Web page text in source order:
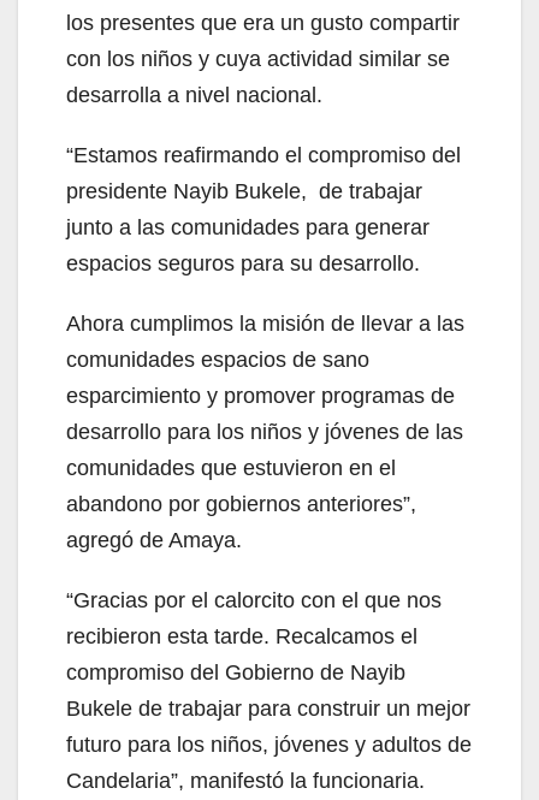
los presentes que era un gusto compartir
con los niños y cuya actividad similar se
desarrolla a nivel nacional.
“Estamos reafirmando el compromiso del
presidente Nayib Bukele, de trabajar
junto a las comunidades para generar
espacios seguros para su desarrollo.
Ahora cumplimos la misión de llevar a las
comunidades espacios de sano
esparcimiento y promover programas de
desarrollo para los niños y jóvenes de las
comunidades que estuvieron en el
abandono por gobiernos anteriores”,
agregó de Amaya.
“Gracias por el calorcito con el que nos
recibieron esta tarde. Recalcamos el
compromiso del Gobierno de Nayib
Bukele de trabajar para construir un mejor
futuro para los niños, jóvenes y adultos de
Candelaria”, manifestó la funcionaria.